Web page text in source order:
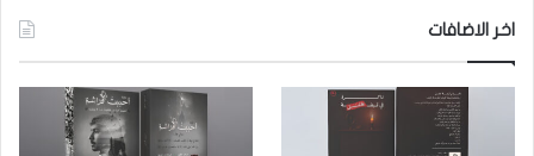
اخر الاضافات